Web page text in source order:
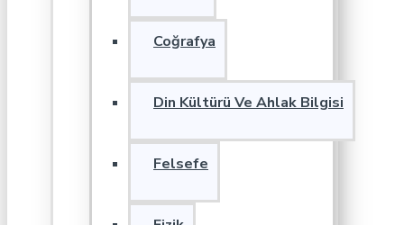
Coğrafya
Din Kültürü Ve Ahlak Bilgisi
Felsefe